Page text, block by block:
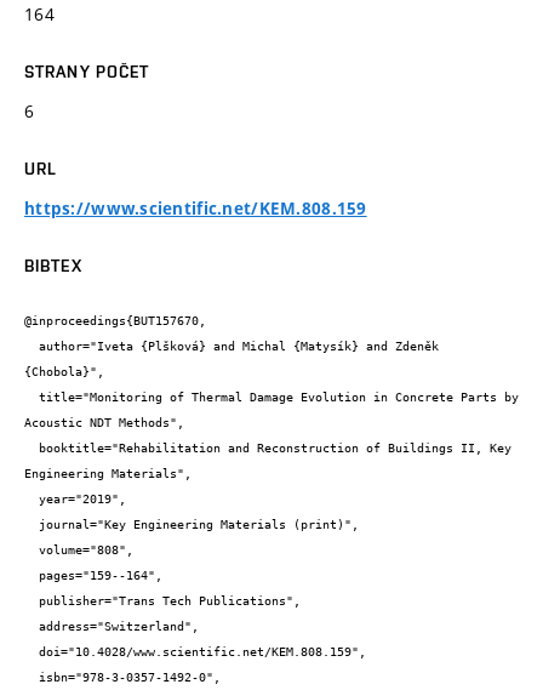
164
STRANY POČET
6
URL
https://www.scientific.net/KEM.808.159
BIBTEX
@inproceedings{BUT157670,
{Chobola}",
Acoustic NDT Methods",
Engineering Materials",